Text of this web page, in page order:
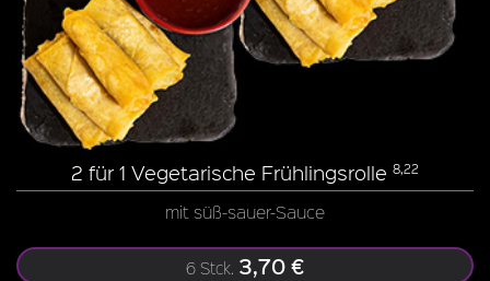
2 für 1 Vegetarische Frühlingsrolle 8,22
mit süß-sauer-Sauce
6 Stck. 3,70 €